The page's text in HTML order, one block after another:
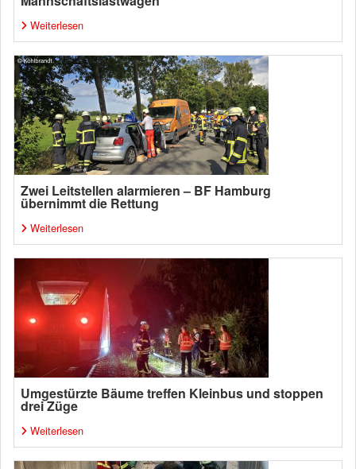
Weiterlesen
Zwei Leitstellen alarmieren – BF Hamburg
übernimmt die Rettung
Weiterlesen
Umgestürzte Bäume treffen Kleinbus und stoppen
drei Züge
Weiterlesen